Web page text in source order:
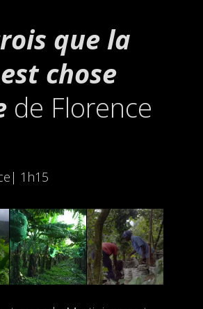
que la
chose
de Florence
1h15